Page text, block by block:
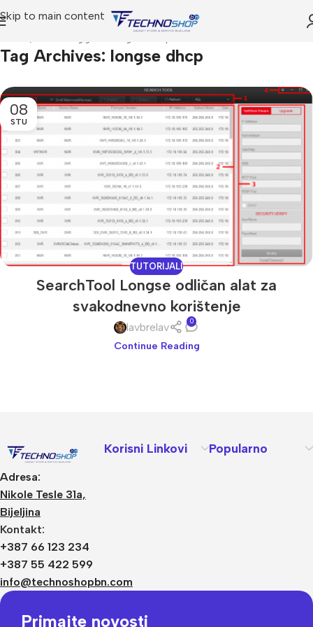
Skip to main content
Tag Archives: longse dhcp
08
STU
TUTORIJALI
SearchTool Longse odličan alat za
svakodnevno korištenje
lavbrelav 0
Continue Reading
Adresa:
Nikole Tesle 31a,
Bijeljina
Kontakt:
+387 66 123 234
+387 55 422 599
info@technoshopbn.com
Korisni Linkovi Popularno
Primajte novosti